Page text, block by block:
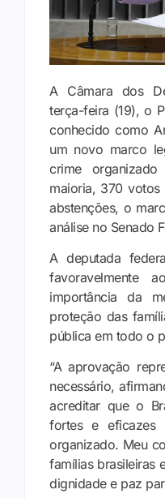
A Câmara dos
terça-feira (19), o
conhecido como
um novo marco
crime
maioria, 370
abstenções, o
análise no Senado
A deputada
favoravelmente
importância da
proteção das
pública em todo o
“A aprovação
necessário,
acreditar que o
fortes e eficazes
organizado. Meu
famílias brasileiras
dignidade e paz